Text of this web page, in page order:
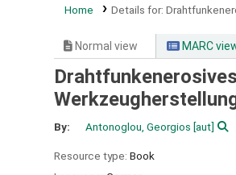
Home Details for:
Normal view MARC
By: Antonoglou, Georgios [aut]
Resource type: Book